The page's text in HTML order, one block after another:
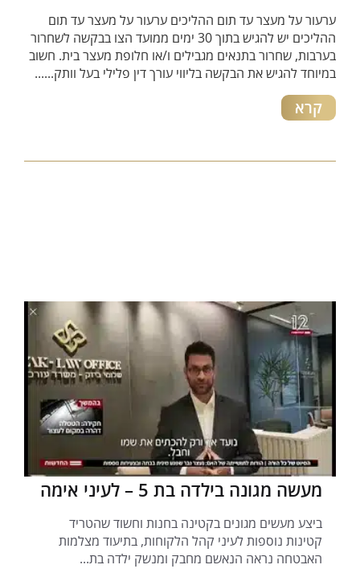
ערעור על מעצר עד תום ההליכים ערעור על מעצר עד תום
ההליכים יש להגיש בתוך 30 ימים ממועד הצו בבקשה לשחרור
בערבות, שחרור בתנאים מגבילים ו/או חלופת מעצר בית. חשוב
במיוחד להגיש את הבקשה בליווי עורך דין פלילי בעל וותק......
קרא
מעשה מגונה בילדה בת 5 – לעיני אימה
ביצע מעשים מגונים בקטינה בחנות וחשוד שהטריד
קטינות נוספות לעיני קהל הלקוחות, בתיעוד מצלמות
האבטחה נראה הנאשם מחבק ומנשק ילדה בת...